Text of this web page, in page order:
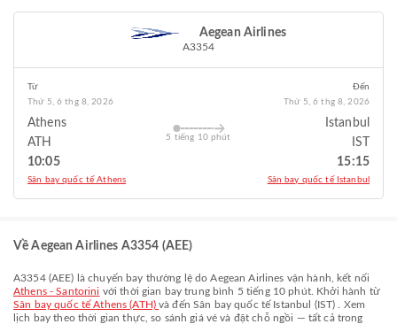
Aegean Airlines
A3354
Từ
Thứ 5, 6 thg 8, 2026
Athens
ATH
10:05
Sân bay quốc tế Athens
5 tiếng 10 phút
Đến
Thứ 5, 6 thg 8, 2026
Istanbul
IST
15:15
Sân bay quốc tế Istanbul
Về Aegean Airlines A3354 (AEE)
A3354(AEE) là chuyến bay thường lệ doAegean Airlines vận hành, kết nối
Athens - Santorini với thời gian bay trung bình 5 tiếng 10 phút. Khởi hành từ
Sân bay quốc tế Athens (ATH)và đếnSân bay quốc tế Istanbul (IST)
. Xem
lịch bay theo thời gian thực, so sánh giá vé và đặt chỗ ngồi — tất cả trong